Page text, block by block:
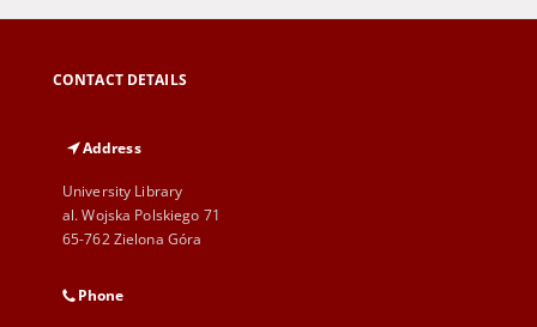
CONTACT DETAILS
Address
University Library
al. Wojska Polskiego 71
65-762 Zielona Góra
Phone